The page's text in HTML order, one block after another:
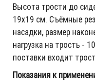
Высота трости до
19х19 см. Съёмные
насадки, размер
нагрузка на трость -
поставки входит
Показания к